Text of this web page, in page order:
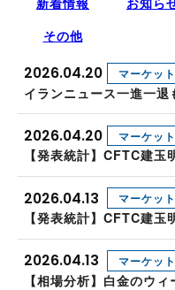
その他
2026.04.20 マーケット
イランニュース一進一退
2026.04.20 マーケット
【発表統計】CFTC建玉
2026.04.13 マーケット
【発表統計】CFTC建玉
2026.04.13 マーケット
【相場分析】白金のウ